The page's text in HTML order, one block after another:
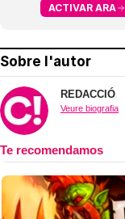
ACTIVAR ARA
Sobre l'autor
REDACCIÓ
Veure biografia